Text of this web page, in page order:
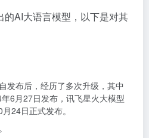
AI大语言模型，以下是对其
发布后，经历了多次升级，其中
6月27日发布，讯飞星火大模型
24日正式发布。